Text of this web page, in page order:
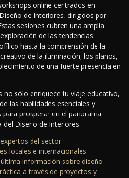
online centrados en
de Interiores, dirigidos por
sesiones cubren una amplia
de las tendencias
hasta la comprensión de la
de la iluminación, los planos,
de una fuerte presencia en
no sólo enriquece tu viaje educativo,
las habilidades esenciales y
prosperar en el panorama
Diseño de Interiores.
del sector
locales e internacionales
información sobre diseño
a través de proyectos y